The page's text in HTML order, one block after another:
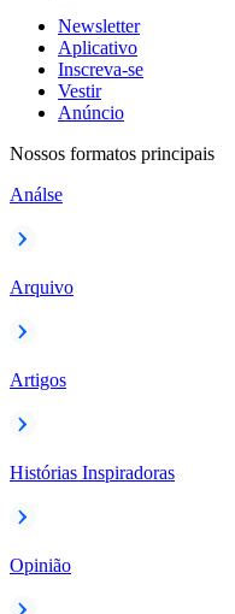
Newsletter
Aplicativo
Inscreva-se
Vestir
Anúncio
Nossos formatos principais
Análse
Arquivo
Artigos
Histórias Inspiradoras
Opinião